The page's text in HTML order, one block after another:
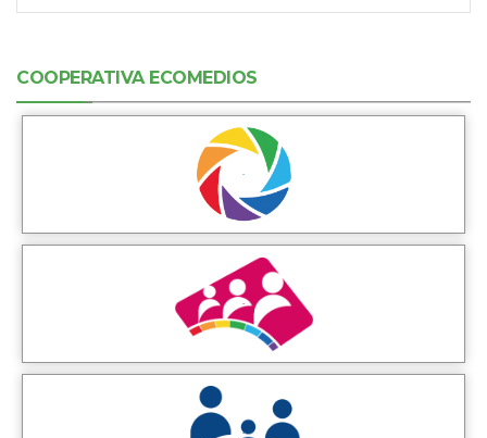
COOPERATIVA ECOMEDIOS